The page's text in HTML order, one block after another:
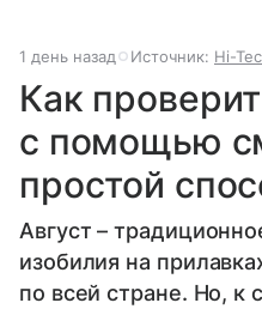
1 день назад Источник: Hi-
Как
с помощью
простой
Август –
изобилия на
по всей стране. Но,